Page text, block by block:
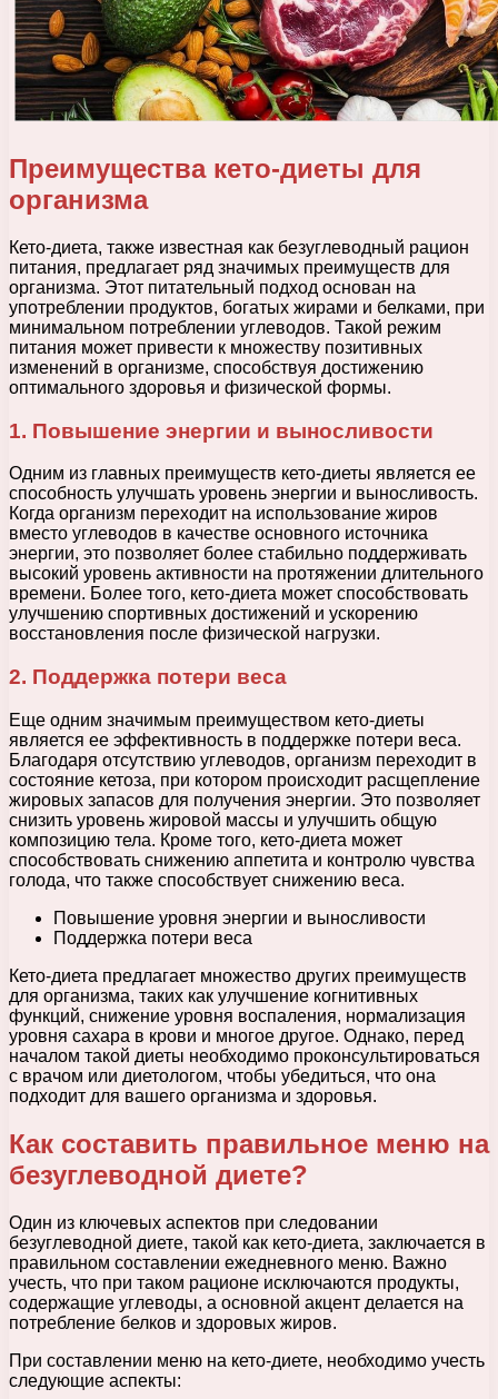
Преимущества кето-диеты для
организма
Кето-диета, также известная как безуглеводный рацион
питания, предлагает ряд значимых преимуществ для
организма. Этот питательный подход основан на
употреблении продуктов, богатых жирами и белками, при
минимальном потреблении углеводов. Такой режим
питания может привести к множеству позитивных
изменений в организме, способствуя достижению
оптимального здоровья и физической формы.
1. Повышение энергии и выносливости
Одним из главных преимуществ кето-диеты является ее
способность улучшать уровень энергии и выносливость.
Когда организм переходит на использование жиров
вместо углеводов в качестве основного источника
энергии, это позволяет более стабильно поддерживать
высокий уровень активности на протяжении длительного
времени. Более того, кето-диета может способствовать
улучшению спортивных достижений и ускорению
восстановления после физической нагрузки.
2. Поддержка потери веса
Еще одним значимым преимуществом кето-диеты
является ее эффективность в поддержке потери веса.
Благодаря отсутствию углеводов, организм переходит в
состояние кетоза, при котором происходит расщепление
жировых запасов для получения энергии. Это позволяет
снизить уровень жировой массы и улучшить общую
композицию тела. Кроме того, кето-диета может
способствовать снижению аппетита и контролю чувства
голода, что также способствует снижению веса.
Повышение уровня энергии и выносливости
Поддержка потери веса
Кето-диета предлагает множество других преимуществ
для организма, таких как улучшение когнитивных
функций, снижение уровня воспаления, нормализация
уровня сахара в крови и многое другое. Однако, перед
началом такой диеты необходимо проконсультироваться
с врачом или диетологом, чтобы убедиться, что она
подходит для вашего организма и здоровья.
Как составить правильное меню на
безуглеводной диете?
Один из ключевых аспектов при следовании
безуглеводной диете, такой как кето-диета, заключается в
правильном составлении ежедневного меню. Важно
учесть, что при таком рационе исключаются продукты,
содержащие углеводы, а основной акцент делается на
потребление белков и здоровых жиров.
При составлении меню на кето-диете, необходимо учесть
следующие аспекты: